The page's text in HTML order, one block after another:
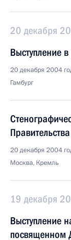
20 декабря
Выступление
20 декабря 2004
Гамбург
Правительства
20 декабря 2004
Москва, Кремль
19 декабря
Выступление
посвященном